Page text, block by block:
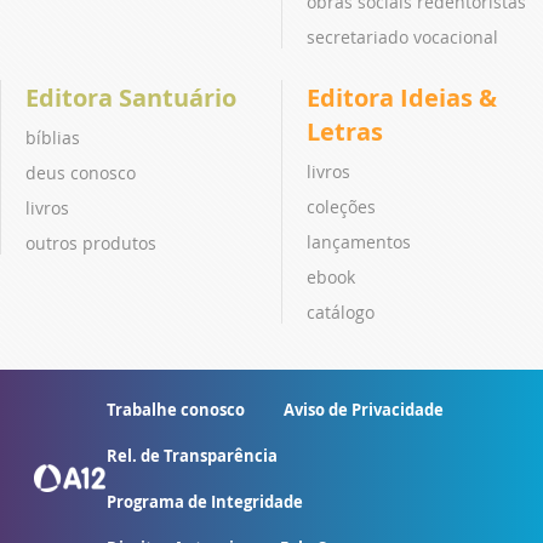
secretariado vocacional
Editora Santuário
bíblias
deus conosco
livros
outros produtos
Editora Ideias &
Letras
livros
coleções
lançamentos
ebook
catálogo
Trabalhe conosco Aviso de Privacidade
Rel. de Transparência
Programa de Integridade